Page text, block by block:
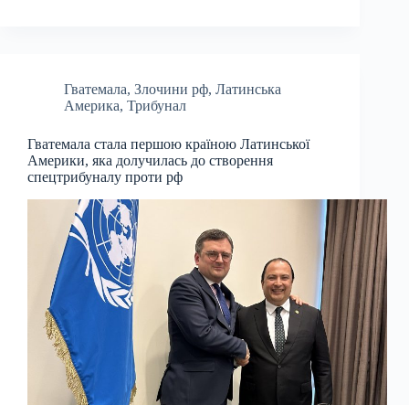
Гватемала, Злочини рф, Латинська
Америка, Трибунал
Гватемала стала першою країною Латинської
Америки, яка долучилась до створення
спецтрибуналу проти рф